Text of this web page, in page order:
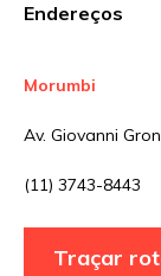
Sua
Endereços
Morumbi
Av. Giovanni
(11) 3743-8443
Traçar